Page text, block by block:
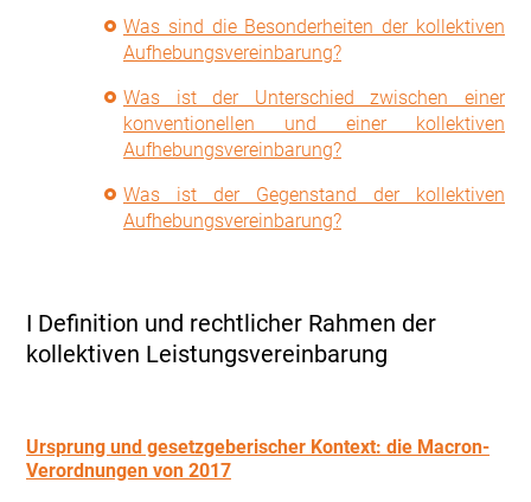
Was sind die Besonderheiten der kollektiven
Aufhebungsvereinbarung?
Was ist der Unterschied zwischen einer
konventionellen und einer kollektiven
Aufhebungsvereinbarung?
Was ist der Gegenstand der kollektiven
Aufhebungsvereinbarung?
I Definition und rechtlicher Rahmen der
kollektiven Leistungsvereinbarung
Ursprung und gesetzgeberischer Kontext: die Macron-
Verordnungen von 2017